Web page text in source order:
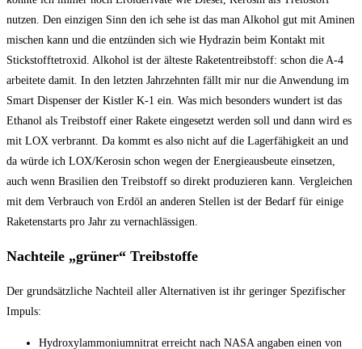
nutzen. Den einzigen Sinn den ich sehe ist das man Alkohol gut mit Aminen
mischen kann und die entzünden sich wie Hydrazin beim Kontakt mit
Stickstofftetroxid. Alkohol ist der älteste Raketentreibstoff: schon die A-4
arbeitete damit. In den letzten Jahrzehnten fällt mir nur die Anwendung im
Smart Dispenser der Kistler K-1 ein. Was mich besonders wundert ist das
Ethanol als Treibstoff einer Rakete eingesetzt werden soll und dann wird es
mit LOX verbrannt. Da kommt es also nicht auf die Lagerfähigkeit an und
da würde ich LOX/Kerosin schon wegen der Energieausbeute einsetzen,
auch wenn Brasilien den Treibstoff so direkt produzieren kann. Vergleichen
mit dem Verbrauch von Erdöl an anderen Stellen ist der Bedarf für einige
Raketenstarts pro Jahr zu vernachlässigen.
Nachteile „grüner“ Treibstoffe
Der grundsätzliche Nachteil aller Alternativen ist ihr geringer Spezifischer
Impuls:
Hydroxylammoniumnitrat erreicht nach NASA angaben einen von